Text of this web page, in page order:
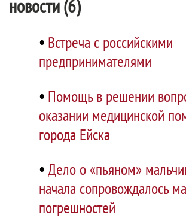
новости (6)
• Встреча с российскими
предпринимателями
• Помощь в решении
оказании медицинской
города Ейска
•Дело о «пьяном»
начала сопровождалось
погрешностей